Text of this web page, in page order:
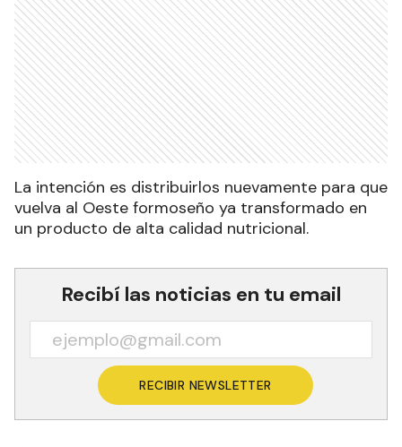
La intención es distribuirlos nuevamente para que
vuelva al Oeste formoseño ya transformado en
un producto de alta calidad nutricional.
Recibí las noticias en tu email
RECIBIR NEWSLETTER